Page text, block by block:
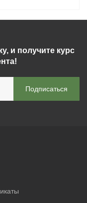
и получите курс